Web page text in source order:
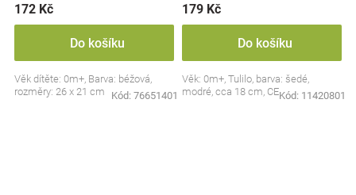
172 Kč
Do košíku
Věk dítěte: 0m+, Barva: béžová,
rozměry: 26 x 21 cm
Kód: 76651401
179 Kč
Do košíku
Věk: 0m+, Tulilo, barva: šedé,
modré, cca 18 cm, CEKód: 11420801